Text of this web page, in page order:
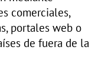
comerciales,
portales web o
de fuera de la